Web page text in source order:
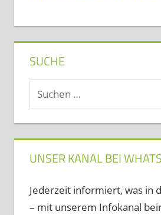
SUCHE
Suchen
nach:
UNSER KANAL BEI
Jederzeit informiert, was in
– mit unserem Infokanal